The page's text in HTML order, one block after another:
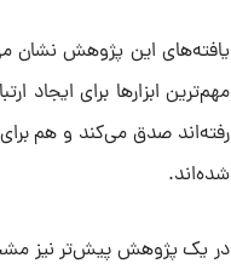
یافته‌های این پژوهش نشان
مهم‌ترین ابزارها برای
رفته‌اند صدق می‌کند و هم
شده‌اند.
در یک پژوهش پیش‌تر نیز